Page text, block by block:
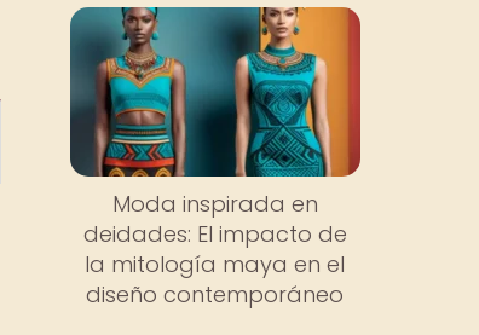
Moda inspirada en
deidades: El impacto de
la mitología maya en el
diseño contemporáneo